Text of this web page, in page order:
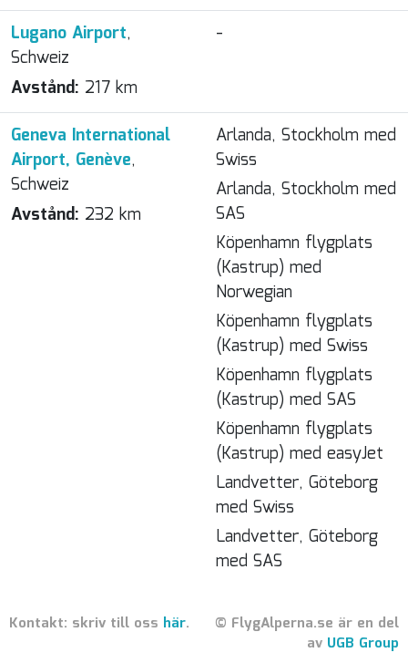
Lugano Airport,
Schweiz
Avstånd: 217 km
-
Geneva International
Airport, Genève,
Schweiz
Avstånd: 232 km
Arlanda, Stockholm med
Swiss
Arlanda, Stockholm med
SAS
Köpenhamn flygplats
(Kastrup) med
Norwegian
Köpenhamn flygplats
(Kastrup) med Swiss
Köpenhamn flygplats
(Kastrup) med SAS
Köpenhamn flygplats
(Kastrup) med easyJet
Landvetter, Göteborg
med Swiss
Landvetter, Göteborg
med SAS
© FlygAlperna.se är en del
av UGB Group
Kontakt: skriv till oss här.